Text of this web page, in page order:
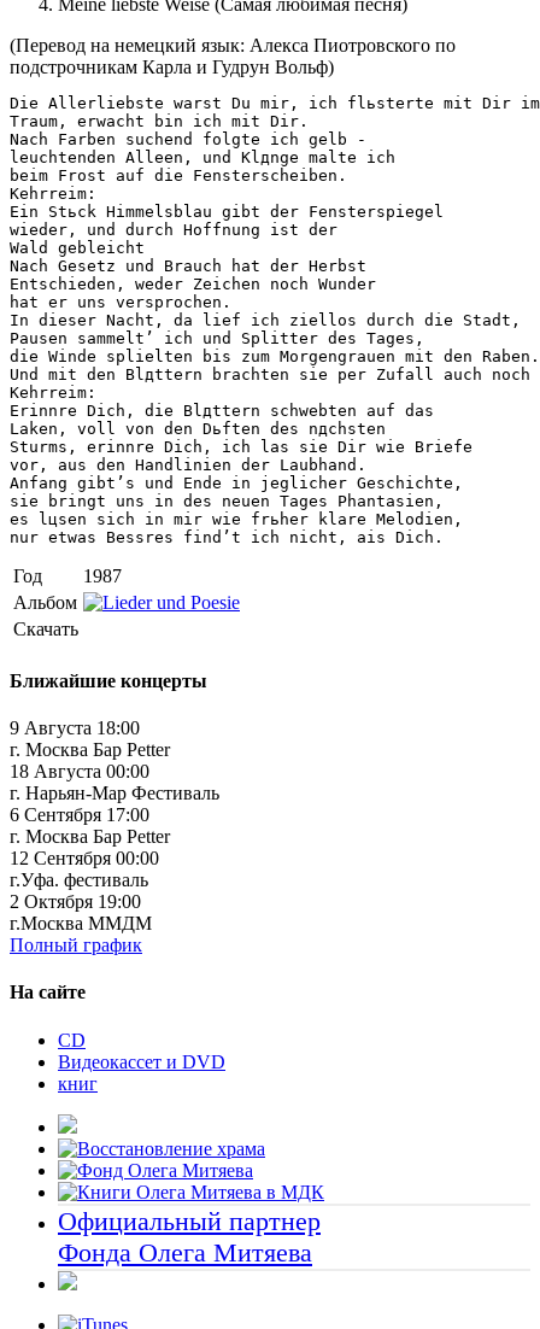
Meine liebste Weise (Самая любимая песня)
(Перевод на немецкий язык: Алекса Пиотровского по
подстрочникам Карла и Гудрун Вольф)
Die Allerliebste warst Du mir, ich flьsterte mit Dir im
Traum, erwacht bin ich mit Dir.
Nach Farben suchend folgte ich gelb -
leuchtenden Alleen, und Klдnge malte ich
beim Frost auf die Fensterscheiben.
Kehrreim:
Ein Stьck Himmelsblau gibt der Fensterspiegel
wieder, und durch Hoffnung ist der
Wald gebleicht
Nach Gesetz und Brauch hat der Herbst
Entschieden, weder Zeichen noch Wunder
hat er uns versprochen.
In dieser Nacht, da lief ich ziellos durch die Stadt,
Pausen sammelt’ ich und Splitter des Tages,
die Winde splielten bis zum Morgengrauen mit den Raben.
Und mit den Blдttern brachten sie per Zufall auch noch
Kehrreim:
Erinnre Dich, die Blдttern schwebten auf das
Laken, voll von den Dьften des nдchsten
Sturms, erinnre Dich, ich las sie Dir wie Briefe
vor, aus den Handlinien der Laubhand.
Anfang gibt’s und Ende in jeglicher Geschichte,
sie bringt uns in des neuen Tages Phantasien,
es lцsen sich in mir wie frьher klare Melodien,
nur etwas Bessres find’t ich nicht, ais Dich.
Год
1987
Альбом
Скачать
Ближайшие концерты
9 Августа 18:00
г. Москва Бар Petter
18 Августа 00:00
г. Нарьян-Мар Фестиваль
6 Сентября 17:00
г. Москва Бар Petter
12 Сентября 00:00
г.Уфа. фестиваль
2 Октября 19:00
г.Москва ММДМ
Полный график
На сайте
CD
Видеокассет и DVD
книг
Официальный партнер
Фонда Олега Митяева